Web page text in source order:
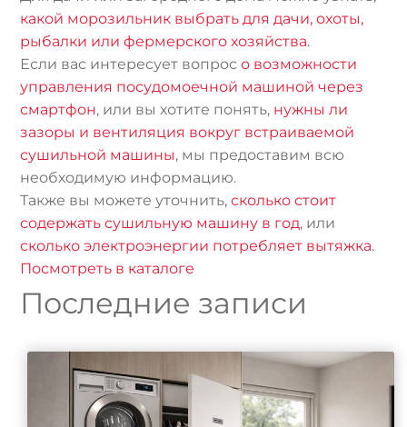
какой морозильник выбрать для дачи, охоты,
рыбалки или фермерского хозяйства.
Если вас интересует вопросо возможности
управления посудомоечной машиной через
смартфон, или вы хотите понять, нужны ли
зазоры и вентиляция вокруг встраиваемой
сушильной машины, мы предоставим всю
необходимую информацию.
Также вы можете уточнить,сколько стоит
содержать сушильную машину в год, или
сколько электроэнергии потребляет вытяжка.
Посмотреть в каталоге
Последние записи